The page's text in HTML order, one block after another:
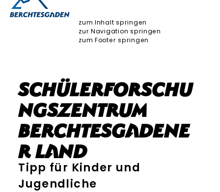
zum Inhalt springen
zur Navigation springen
zum Footer springen
Schülerforschu
ngszentrum
Berchtesgadene
r Land
Tipp für Kinder und
Jugendliche